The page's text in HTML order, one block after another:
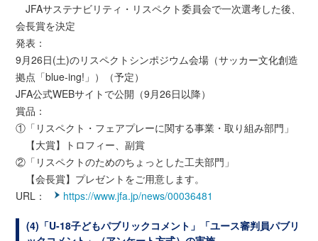
JFAサステナビリティ・リスペクト委員会で一次選考した後、
会長賞を決定
発表：
9月26日(土)のリスペクトシンポジウム会場（サッカー文化創造
拠点「blue-ing!」）（予定）
JFA公式WEBサイトで公開（9月26日以降）
賞品：
①「リスペクト・フェアプレーに関する事業・取り組み部門」
【大賞】トロフィー、副賞
②「リスペクトのためのちょっとした工夫部門」
【会長賞】プレゼントをご用意します。
URL：
https://www.jfa.jp/news/00036481
(4)「U-18子どもパブリックコメント」「ユース審判員パブリ